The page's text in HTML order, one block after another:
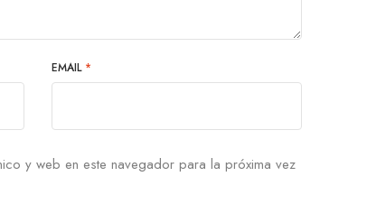
EMAIL *
y web en este navegador para la próxima vez